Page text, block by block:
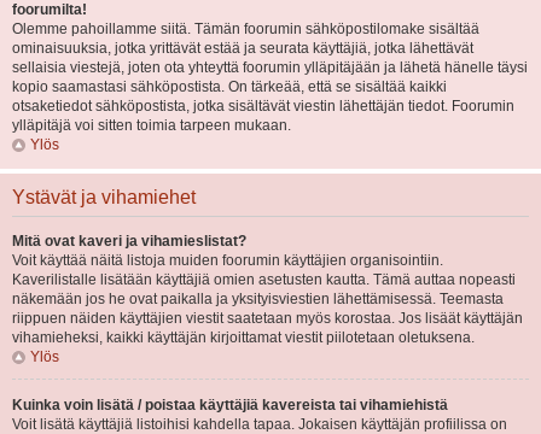
foorumilta!
Olemme pahoillamme siitä. Tämän foorumin sähköpostilomake sisältää
ominaisuuksia, jotka yrittävät estää ja seurata käyttäjiä, jotka lähettävät
sellaisia viestejä, joten ota yhteyttä foorumin ylläpitäjään ja lähetä hänelle täysi
kopio saamastasi sähköpostista. On tärkeää, että se sisältää kaikki
otsaketiedot sähköpostista, jotka sisältävät viestin lähettäjän tiedot. Foorumin
ylläpitäjä voi sitten toimia tarpeen mukaan.
Ylös
Ystävät ja vihamiehet
Mitä ovat kaveri ja vihamieslistat?
Voit käyttää näitä listoja muiden foorumin käyttäjien organisointiin.
Kaverilistalle lisätään käyttäjiä omien asetusten kautta. Tämä auttaa nopeasti
näkemään jos he ovat paikalla ja yksityisviestien lähettämisessä. Teemasta
riippuen näiden käyttäjien viestit saatetaan myös korostaa. Jos lisäät käyttäjän
vihamieheksi, kaikki käyttäjän kirjoittamat viestit piilotetaan oletuksena.
Ylös
Kuinka voin lisätä / poistaa käyttäjiä kavereista tai vihamiehistä
Voit lisätä käyttäjiä listoihisi kahdella tapaa. Jokaisen käyttäjän profiilissa on